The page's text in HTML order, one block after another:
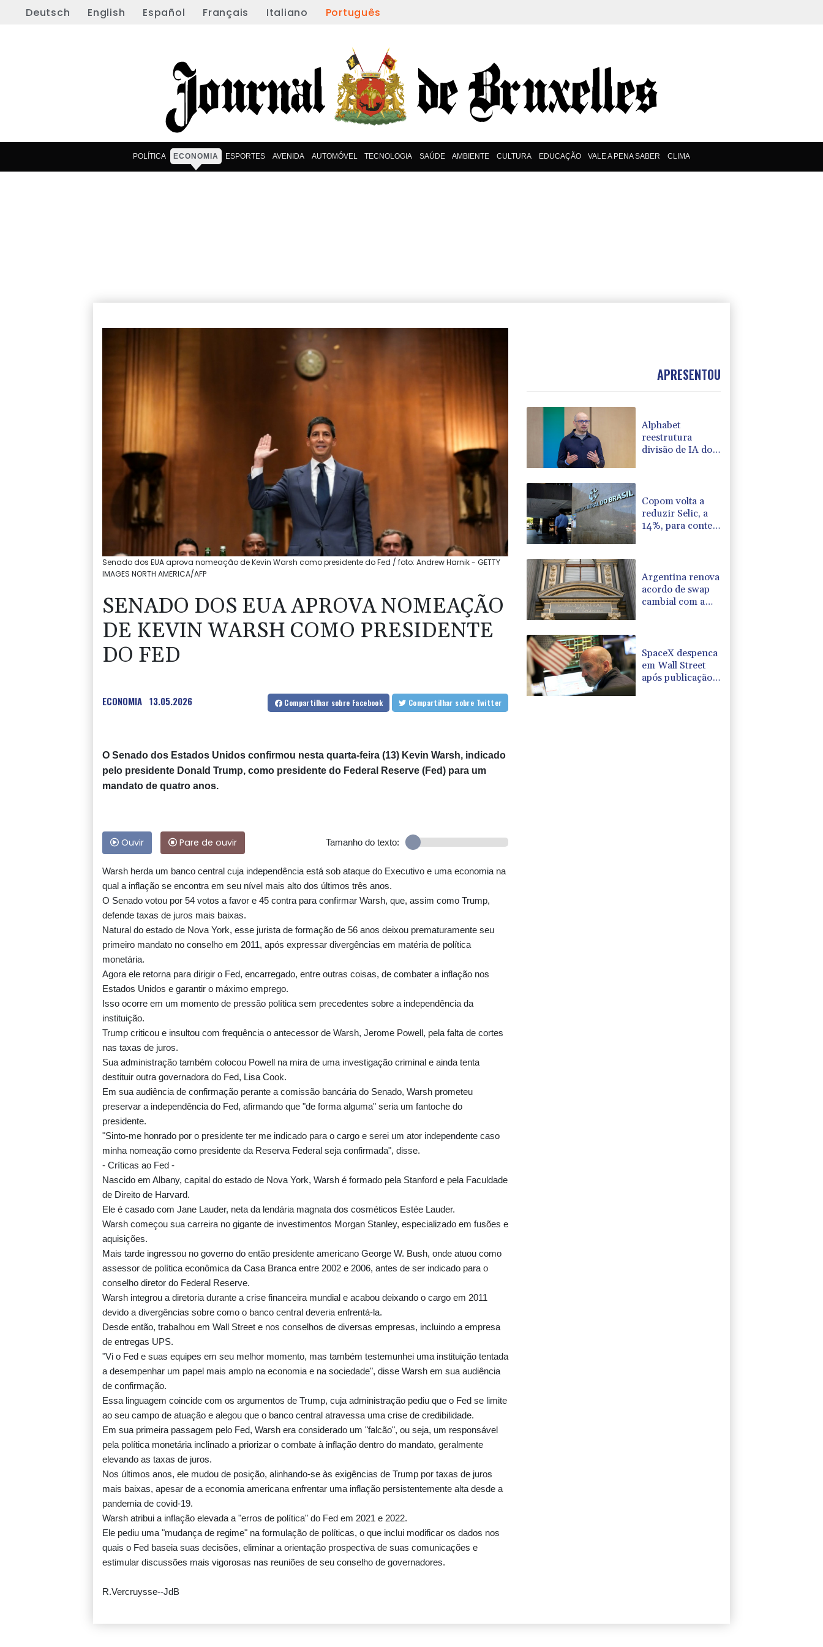
Deutsch English Español Français Italiano Português
POLÍTICA ECONOMIA ESPORTES AVENIDA AUTOMÓVEL TECNOLOGIA SAÚDE AMBIENTE CULTURA EDUCAÇÃO VALE A PENA SABER CLIMA
Senado dos EUA aprova nomeação de Kevin Warsh como presidente do Fed / foto: Andrew Harnik - GETTY
IMAGES NORTH AMERICA/AFP
SENADO DOS EUA APROVA NOMEAÇÃO
DE KEVIN WARSH COMO PRESIDENTE
DO FED
ECONOMIA 13.05.2026 Compartilhar sobre Facebook Compartilhar sobre Twitter
O Senado dos Estados Unidos confirmou nesta quarta-feira (13) Kevin Warsh, indicado
pelo presidente Donald Trump, como presidente do Federal Reserve (Fed) para um
mandato de quatro anos.
Ouvir Pare de ouvir Tamanho do texto:
Warsh herda um banco central cuja independência está sob ataque do Executivo e uma economia na
qual a inflação se encontra em seu nível mais alto dos últimos três anos.
O Senado votou por 54 votos a favor e 45 contra para confirmar Warsh, que, assim como Trump,
defende taxas de juros mais baixas.
Natural do estado de Nova York, esse jurista de formação de 56 anos deixou prematuramente seu
primeiro mandato no conselho em 2011, após expressar divergências em matéria de política
monetária.
Agora ele retorna para dirigir o Fed, encarregado, entre outras coisas, de combater a inflação nos
Estados Unidos e garantir o máximo emprego.
Isso ocorre em um momento de pressão política sem precedentes sobre a independência da
instituição.
Trump criticou e insultou com frequência o antecessor de Warsh, Jerome Powell, pela falta de cortes
nas taxas de juros.
Sua administração também colocou Powell na mira de uma investigação criminal e ainda tenta
destituir outra governadora do Fed, Lisa Cook.
Em sua audiência de confirmação perante a comissão bancária do Senado, Warsh prometeu
preservar a independência do Fed, afirmando que "de forma alguma" seria um fantoche do
presidente.
"Sinto-me honrado por o presidente ter me indicado para o cargo e serei um ator independente caso
minha nomeação como presidente da Reserva Federal seja confirmada", disse.
- Críticas ao Fed -
Nascido em Albany, capital do estado de Nova York, Warsh é formado pela Stanford e pela Faculdade
de Direito de Harvard.
Ele é casado com Jane Lauder, neta da lendária magnata dos cosméticos Estée Lauder.
Warsh começou sua carreira no gigante de investimentos Morgan Stanley, especializado em fusões e
aquisições.
Mais tarde ingressou no governo do então presidente americano George W. Bush, onde atuou como
assessor de política econômica da Casa Branca entre 2002 e 2006, antes de ser indicado para o
conselho diretor do Federal Reserve.
Warsh integrou a diretoria durante a crise financeira mundial e acabou deixando o cargo em 2011
devido a divergências sobre como o banco central deveria enfrentá-la.
Desde então, trabalhou em Wall Street e nos conselhos de diversas empresas, incluindo a empresa
de entregas UPS.
"Vi o Fed e suas equipes em seu melhor momento, mas também testemunhei uma instituição tentada
a desempenhar um papel mais amplo na economia e na sociedade", disse Warsh em sua audiência
de confirmação.
Essa linguagem coincide com os argumentos de Trump, cuja administração pediu que o Fed se limite
ao seu campo de atuação e alegou que o banco central atravessa uma crise de credibilidade.
Em sua primeira passagem pelo Fed, Warsh era considerado um "falcão", ou seja, um responsável
pela política monetária inclinado a priorizar o combate à inflação dentro do mandato, geralmente
elevando as taxas de juros.
Nos últimos anos, ele mudou de posição, alinhando-se às exigências de Trump por taxas de juros
mais baixas, apesar de a economia americana enfrentar uma inflação persistentemente alta desde a
pandemia de covid-19.
Warsh atribui a inflação elevada a "erros de política" do Fed em 2021 e 2022.
Ele pediu uma "mudança de regime" na formulação de políticas, o que inclui modificar os dados nos
quais o Fed baseia suas decisões, eliminar a orientação prospectiva de suas comunicações e
estimular discussões mais vigorosas nas reuniões de seu conselho de governadores.
R.Vercruysse--JdB
APRESENTOU
Alphabet
reestrutura
divisão de IA do
Copom volta a
reduzir Selic, a
14%, para conter
Argentina renova
acordo de swap
cambial com a
SpaceX despenca
em Wall Street
após publicação